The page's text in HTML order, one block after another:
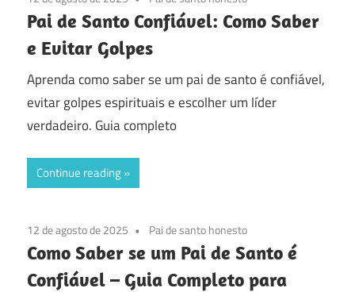
Pai de Santo Confiável: Como Saber
e Evitar Golpes
Aprenda como saber se um pai de santo é confiável,
evitar golpes espirituais e escolher um líder
verdadeiro. Guia completo
Continue reading
12 de agosto de 2025 Pai de santo honesto
Como Saber se um Pai de Santo é
Confiável – Guia Completo para